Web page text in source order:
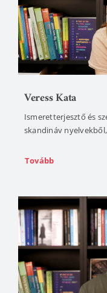
Veress Kata
Ismeretterjesztő és
skandináv
Tovább